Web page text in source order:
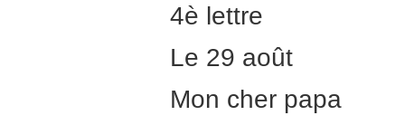
4è lettre
Le 29 août
Mon cher papa